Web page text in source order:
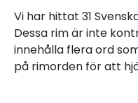
Vi har hittat 31
Dessa rim är inte
innehålla flera ord
på rimorden för att